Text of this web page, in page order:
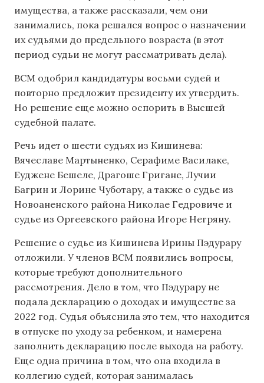
имущества, а также рассказали, чем они
занимались, пока решался вопрос о назначении
их судьями до предельного возраста (в этот
период судьи не могут рассматривать дела).
ВСМ одобрил кандидатуры восьми судей и
повторно предложит президенту их утвердить.
Но решение еще можно оспорить в Высшей
судебной палате.
Речь идет о шести судьях из Кишинева:
Вячеславе Мартыненко, Серафиме Василаке,
Еуджене Бешеле, Драгоше Григане, Лучии
Багрин и Лорине Чуботару, а также о судье из
Новоаненского района Николае Гедровиче и
судье из Оргеевского района Игоре Негряну.
Решение о судье из Кишинева Ирины Пэдурару
отложили. У членов ВСМ появились вопросы,
которые требуют дополнительного
рассмотрения. Дело в том, что Пэдурару не
подала декларацию о доходах и имуществе за
2022 год. Судья объяснила это тем, что находится
в отпуске по уходу за ребенком, и намерена
заполнить декларацию после выхода на работу.
Еще одна причина в том, что она входила в
коллегию судей, которая занималась